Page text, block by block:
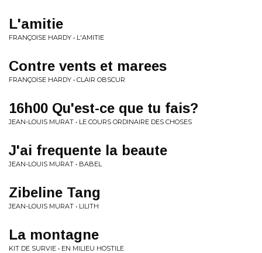
L'amitie
FRANÇOISE HARDY • L'AMITIE
Contre vents et marees
FRANÇOISE HARDY • CLAIR OBSCUR
16h00 Qu'est-ce que tu fais?
JEAN-LOUIS MURAT • LE COURS ORDINAIRE DES CHOSES
J'ai frequente la beaute
JEAN-LOUIS MURAT • BABEL
Zibeline Tang
JEAN-LOUIS MURAT • LILITH
La montagne
KIT DE SURVIE • EN MILIEU HOSTILE